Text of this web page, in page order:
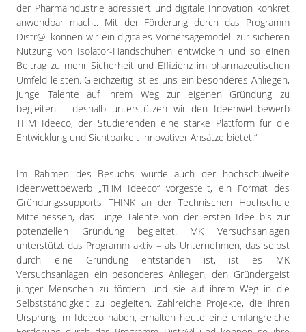
der Pharmaindustrie adressiert und digitale Innovation konkret
anwendbar macht. Mit der Förderung durch das Programm
Distr@l können wir ein digitales Vorhersagemodell zur sicheren
Nutzung von Isolator-Handschuhen entwickeln und so einen
Beitrag zu mehr Sicherheit und Effizienz im pharmazeutischen
Umfeld leisten. Gleichzeitig ist es uns ein besonderes Anliegen,
junge Talente auf ihrem Weg zur eigenen Gründung zu
begleiten – deshalb unterstützen wir den Ideenwettbewerb
THM Ideeco, der Studierenden eine starke Plattform für die
Entwicklung und Sichtbarkeit innovativer Ansätze bietet.“
Im Rahmen des Besuchs wurde auch der hochschulweite
Ideenwettbewerb „THM Ideeco“ vorgestellt, ein Format des
Gründungssupports THINK an der Technischen Hochschule
Mittelhessen, das junge Talente von der ersten Idee bis zur
potenziellen Gründung begleitet. MK Versuchsanlagen
unterstützt das Programm aktiv – als Unternehmen, das selbst
durch eine Gründung entstanden ist, ist es MK
Versuchsanlagen ein besonderes Anliegen, den Gründergeist
junger Menschen zu fördern und sie auf ihrem Weg in die
Selbstständigkeit zu begleiten. Zahlreiche Projekte, die ihren
Ursprung im Ideeco haben, erhalten heute eine umfangreiche